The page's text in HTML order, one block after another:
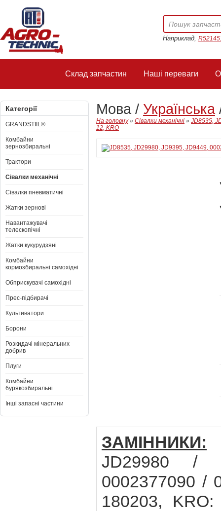
Наприклад,
Склад запчастин Наші переваги
Категорії
GRANDSTIIL®
Комбайни
зернозбиральні
Трактори
Сівалки механічні
Сівалки пневматичні
Жатки зернові
Навантажувачі
телескопічні
Жатки кукурудзяні
Комбайни
кормозбиральні самохідні
Обприскувачі самохідні
Прес-підбирачі
Культиватори
Борони
Розкидачі мінеральних
добрив
Плуги
Комбайни
бурякозбиральні
Інші запасні частини
Мова / Українська
На головну» Сівалки механічні » JD8535,
12, KRO
ЗАМІННИКИ:
JD29980 /
0002377090 /
180203,